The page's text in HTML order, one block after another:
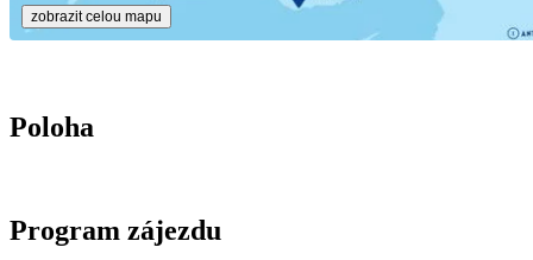
zobrazit celou mapu
Poloha
Program zájezdu